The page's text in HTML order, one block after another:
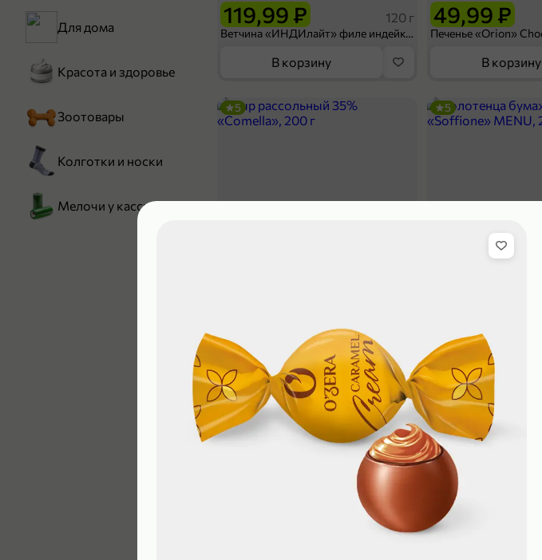
Для дома
Красота и здоровье
Зоотовары
Колготки и носки
Мелочи у кассы
119,99 ₽ 120 г
Ветчина «ИНДИлайт» филе индейки Мраморное, в нарезке, 120 г
В корзину
49,99 ₽
В корзину
5
В корзину
5
В корзину
5 4,9